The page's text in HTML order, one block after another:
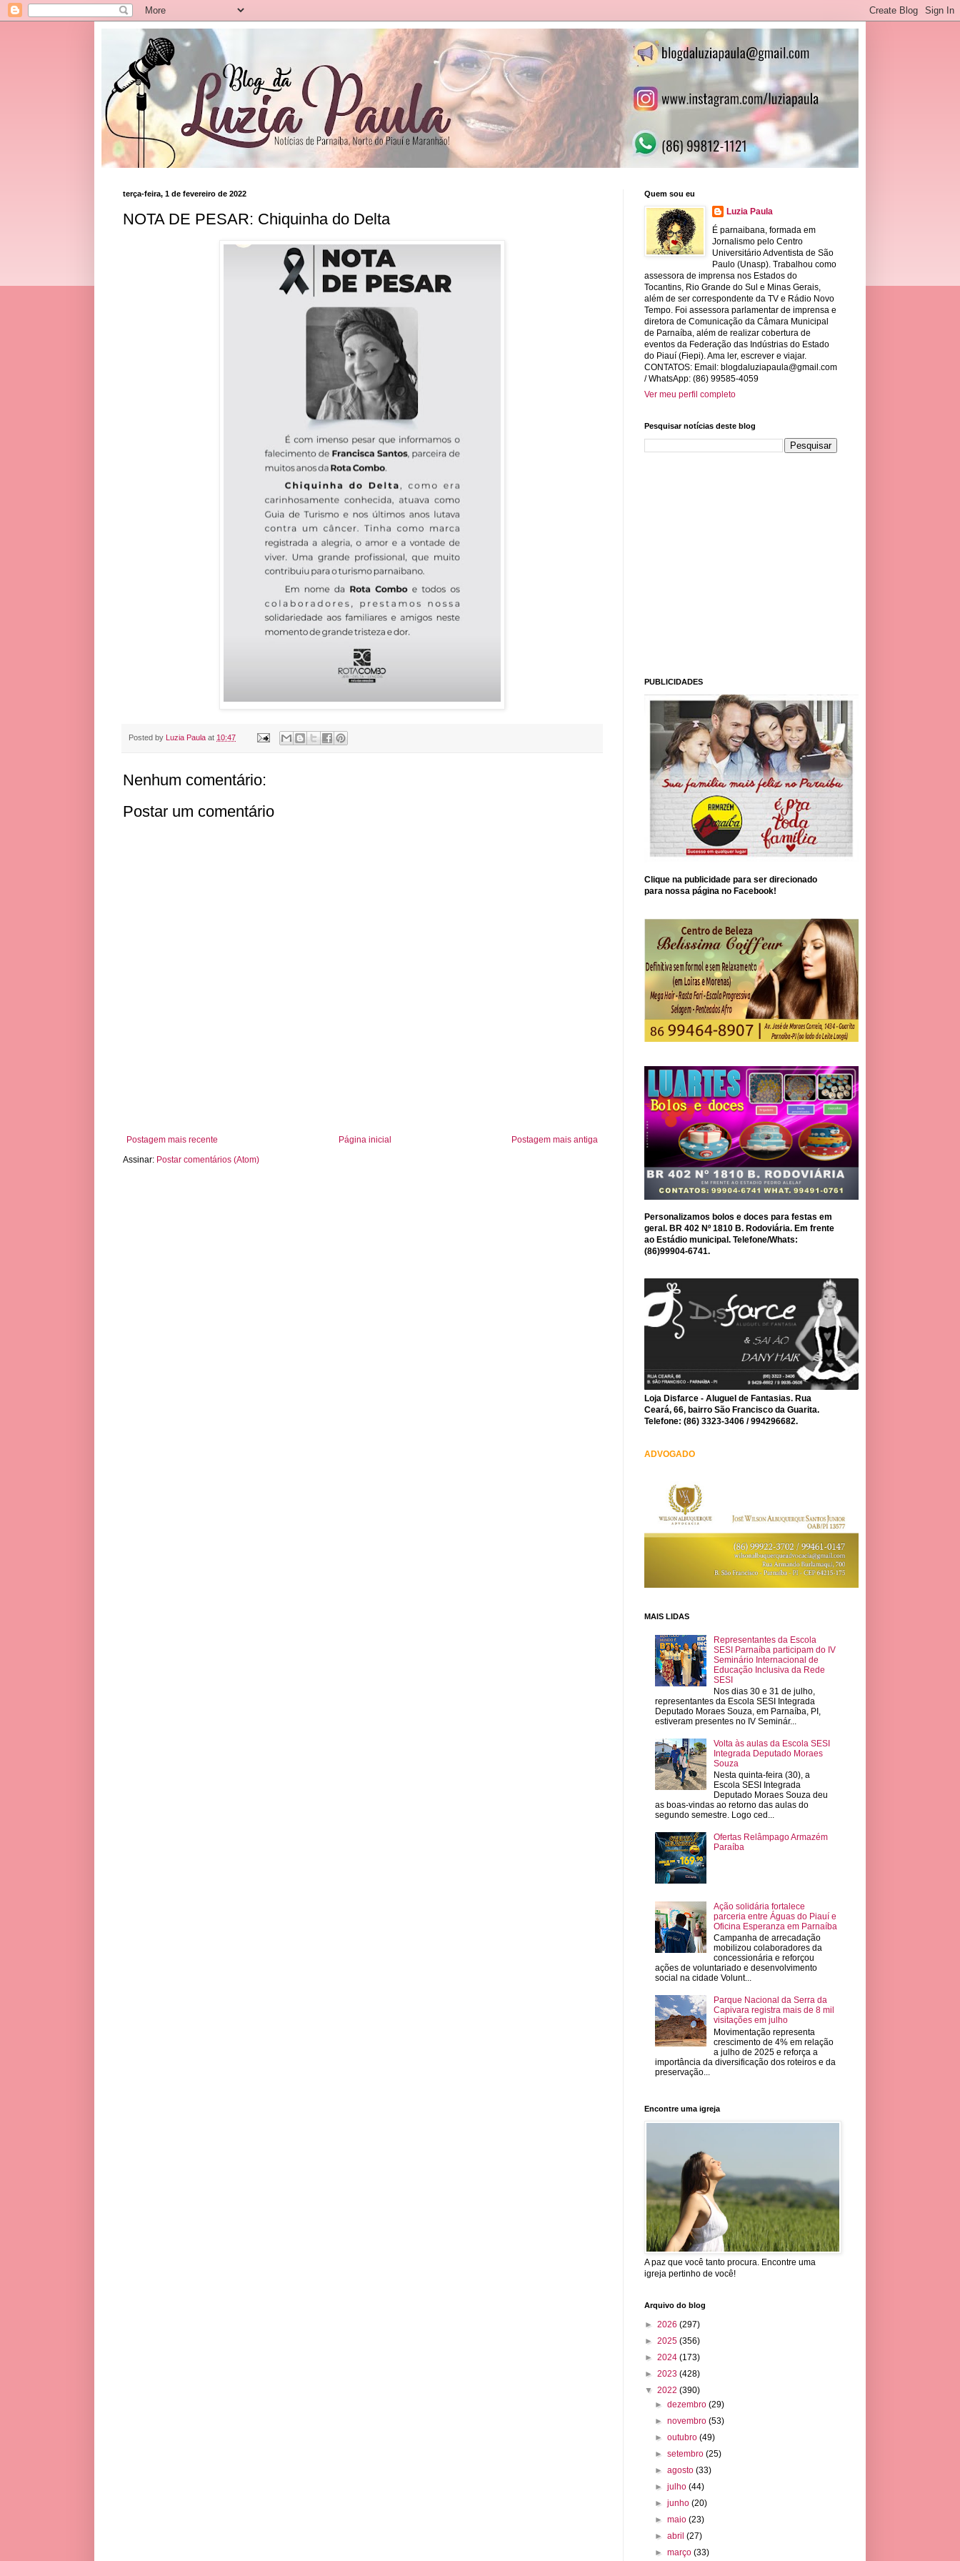
terça-feira, 1 de fevereiro de 2022
NOTA DE PESAR: Chiquinha do Delta
Posted by Luzia Paula at 10:47
Nenhum comentário:
Postar um comentário
Postagem mais recente Postagem mais antiga
Página inicial
Assinar: Postar comentários (Atom)
Quem sou eu
Luzia Paula
É parnaibana, formada em
Jornalismo pelo Centro
Universitário Adventista de São
Paulo (Unasp). Trabalhou como
assessora de imprensa nos Estados do
Tocantins, Rio Grande do Sul e Minas Gerais,
além de ser correspondente da TV e Rádio Novo
Tempo. Foi assessora parlamentar de imprensa e
diretora de Comunicação da Câmara Municipal
de Parnaíba, além de realizar cobertura de
eventos da Federação das Indústrias do Estado
do Piauí (Fiepi). Ama ler, escrever e viajar.
CONTATOS: Email: blogdaluziapaula@gmail.com
/ WhatsApp: (86) 99585-4059
Ver meu perfil completo
Pesquisar notícias deste blog
PUBLICIDADES
Clique na publicidade para ser direcionado
para nossa página no Facebook!
Personalizamos bolos e doces para festas em
geral. BR 402 Nº 1810 B. Rodoviária. Em frente
ao Estádio municipal. Telefone/Whats:
(86)99904-6741.
Loja Disfarce - Aluguel de Fantasias. Rua
Ceará, 66, bairro São Francisco da Guarita.
Telefone: (86) 3323-3406 / 994296682.
ADVOGADO
MAIS LIDAS
Representantes da Escola
SESI Parnaíba participam do IV
Seminário Internacional de
Educação Inclusiva da Rede
SESI
Nos dias 30 e 31 de julho,
representantes da Escola SESI Integrada
Deputado Moraes Souza, em Parnaíba, PI,
estiveram presentes no IV Seminár...
Volta às aulas da Escola SESI
Integrada Deputado Moraes
Souza
Nesta quinta-feira (30), a
Escola SESI Integrada
Deputado Moraes Souza deu
as boas-vindas ao retorno das aulas do
segundo semestre. Logo ced...
Ofertas Relâmpago Armazém
Paraíba
Ação solidária fortalece
parceria entre Águas do Piauí e
Oficina Esperanza em Parnaíba
Campanha de arrecadação
mobilizou colaboradores da
concessionária e reforçou
ações de voluntariado e desenvolvimento
social na cidade Volunt...
Parque Nacional da Serra da
Capivara registra mais de 8 mil
visitações em julho
Movimentação representa
crescimento de 4% em relação
a julho de 2025 e reforça a
importância da diversificação dos roteiros e da
preservação...
Encontre uma igreja
A paz que você tanto procura. Encontre uma
igreja pertinho de você!
Arquivo do blog
► 2026 (297)
► 2025 (356)
► 2024 (173)
► 2023 (428)
▼ 2022 (390)
►dezembro(29)
►novembro(53)
►outubro(49)
►setembro(25)
►agosto(33)
►julho(44)
►junho(20)
►maio(23)
►abril(27)
►março(33)